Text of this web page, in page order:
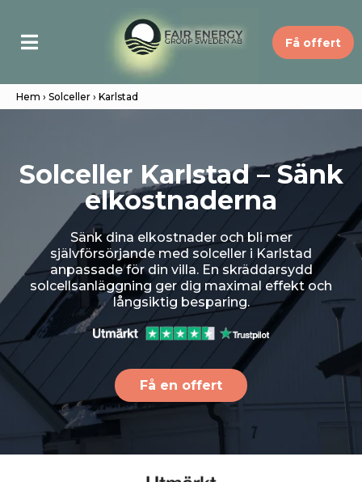
Få offert
Hem › Solceller › Karlstad
Solceller Karlstad – Sänk
elkostnaderna
Sänk dina elkostnader och bli mer
självförsörjande med solceller i Karlstad
anpassade för din villa. En skräddarsydd
solcellsanläggning ger dig maximal effekt och
långsiktig besparing.
Få en offert